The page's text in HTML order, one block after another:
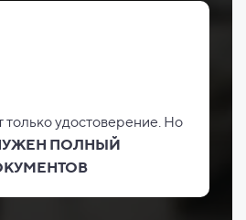
только удостоверение. Но
ПОЛНЫЙ